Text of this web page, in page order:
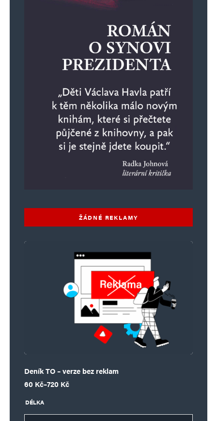
nebude se riskovat, že dorazí do
ankary s čelovkou, aby si na
rozpočty na válku posvítil, to rozhodně
nebude se riskovat, že dorazí do ankary
s čelovkou, aby si na rozpočty na válku
posvítil, to rozhodně nee….
Napsat komentář
označeny*
Komentář*
E-mail*
ŽÁDNÉ REKLAMY
Deník TO – verze bez reklam
60 Kč–720 Kč
Rozpětí cen: 60 Kč až 720 Kč
DÉLKA